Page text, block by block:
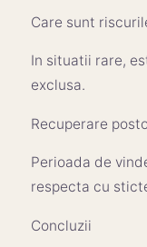
Care sunt
In situatii rare,
exclusa.
Recuperare
Perioada de
respecta cu
Concluzii